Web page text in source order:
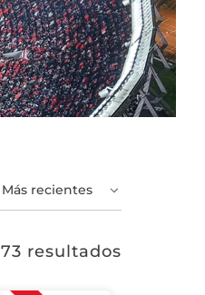
Más recientes
73 resultados